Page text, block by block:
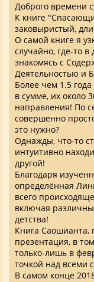
Доброго времени
К книге
заковыристый,
О самой книге я
случайно, где-то в
знакомясь с
Деятельностью и
Более чем 1.5
в сумме, их около
направления! По
совершенно
это нужно?
Однажды, что-то
интуитивно
другой!
Благодаря
определённая
всего
включая
детства!
Книга Саошианта,
презентация, в
только-лишь в
точкой над всеми
В самом конце